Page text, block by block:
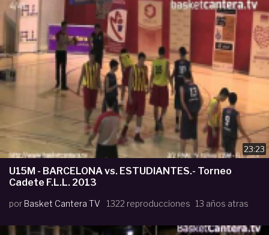
23:23
U15M - BARCELONA vs. ESTUDIANTES.- Torneo
Cadete F.L.L. 2013
por Basket Cantera TV 1322 reproducciones 13 años atras